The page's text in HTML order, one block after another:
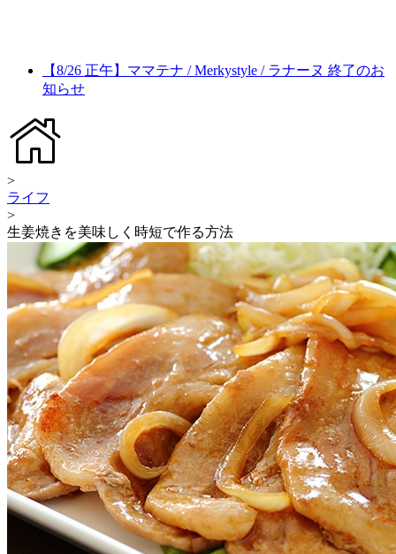
【8/26 正午】ママテナ / Merkystyle / ラナーヌ 終了のお
知らせ
>
ライフ
>
生姜焼きを美味しく時短で作る方法